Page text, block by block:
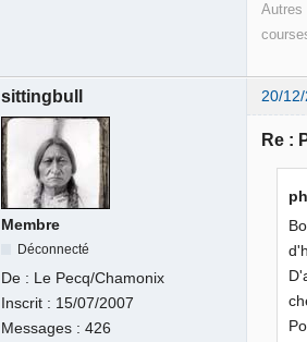
Autres
sittingbull 20/
Membre
Déconnecté
De :
Le Pecq/Chamonix
Inscrit : 15/07/2007
Messages :426
Re :